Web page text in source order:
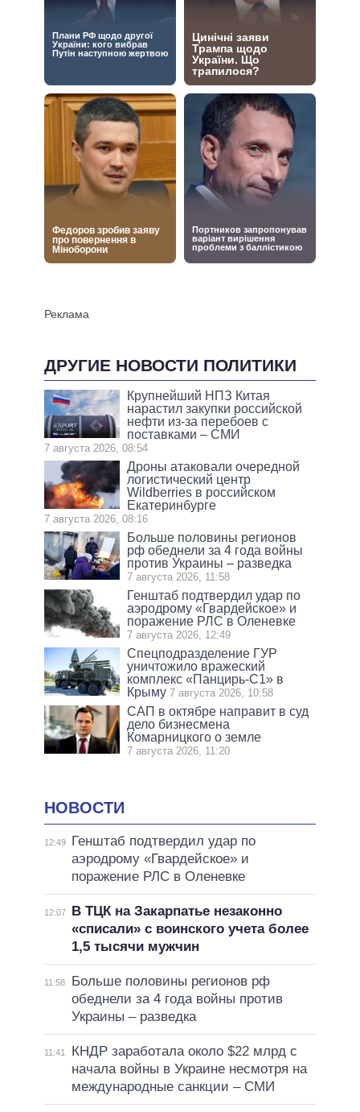
ДРУГИЕ НОВОСТИ ПОЛИТИКИ
Крупнейший НПЗ Китая
нарастил закупки российской
нефти из-за перебоев с
поставками – СМИ
7 августа 2026, 08:54
Дроны атаковали очередной
логистический центр
Wildberries в российском
Екатеринбурге
7 августа 2026, 08:16
Больше половины регионов
рф обеднели за 4 года войны
против Украины – разведка
7 августа 2026, 11:58
Генштаб подтвердил удар по
аэродрому «Гвардейское» и
поражение РЛС в Оленевке
7 августа 2026, 12:49
Спецподразделение ГУР
уничтожило вражеский
комплекс «Панцирь-С1» в
Крыму 7 августа 2026, 10:58
САП в октябре направит в суд
дело бизнесмена
Комарницкого о земле
7 августа 2026, 11:20
НОВОСТИ
12:49
Генштаб подтвердил удар по
аэродрому «Гвардейское» и
поражение РЛС в Оленевке
12:07
В ТЦК на Закарпатье незаконно
«списали» с воинского учета более
1,5 тысячи мужчин
11:58
Больше половины регионов рф
обеднели за 4 года войны против
Украины – разведка
11:41
КНДР заработала около $22 млрд с
начала войны в Украине несмотря на
международные санкции – СМИ